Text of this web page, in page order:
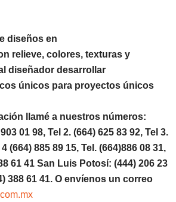
diseños en
relieve, colores, texturas y
diseñador desarrollar
únicos para proyectos únicos
llamé a nuestros números:
01 98, Tel 2. (664) 625 83 92, Tel 3.
(664) 885 89 15, Tel. (664)886 08 31,
61 41 San Luis Potosí: (444) 206 23
388 61 41. O envíenos un correo